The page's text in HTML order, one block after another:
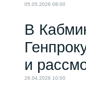
05.05.2026 08:00
В
и
26.04.2026 10:00